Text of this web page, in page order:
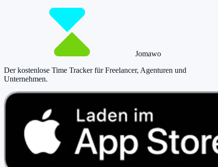
Jomawo
Der kostenlose Time Tracker für Freelancer, Agenturen und
Unternehmen.